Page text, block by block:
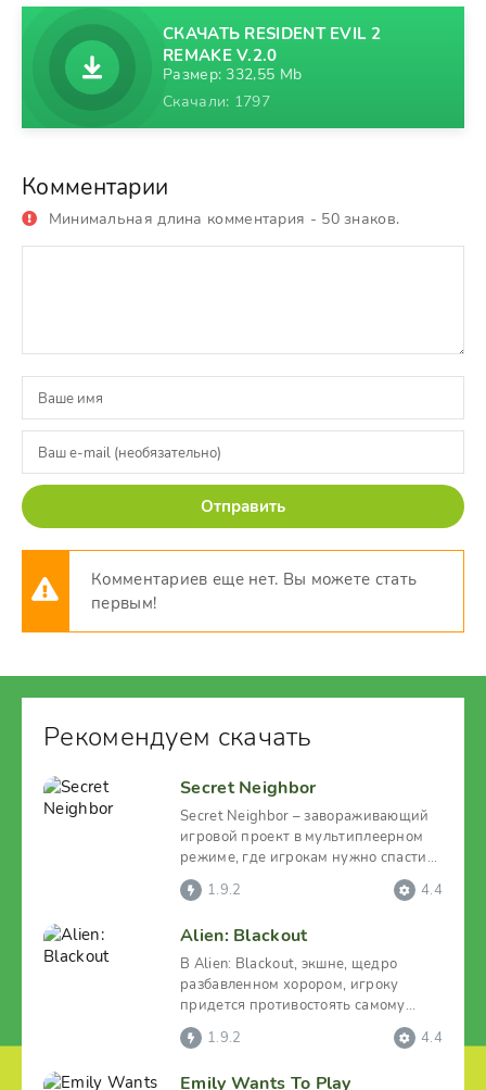
СКАЧАТЬ RESIDENT EVIL 2
REMAKE V.2.0
Размер: 332,55 Mb
Скачали: 1797
Комментарии
Минимальная длина комментария - 50 знаков.
Отправить
Комментариев еще нет. Вы можете стать
первым!
Рекомендуем скачать
Secret Neighbor
Secret Neighbor – завораживающий
игровой проект в мультиплеерном
режиме, где игрокам нужно спасти
пропавшего подростка,
1.9.2 4.4
Alien: Blackout
В Alien: Blackout, экшне, щедро
разбавленном хорором, игроку
придется противостоять самому
жуткому чудовищу, когда-либо
1.9.2 4.4
Emily Wants To Play